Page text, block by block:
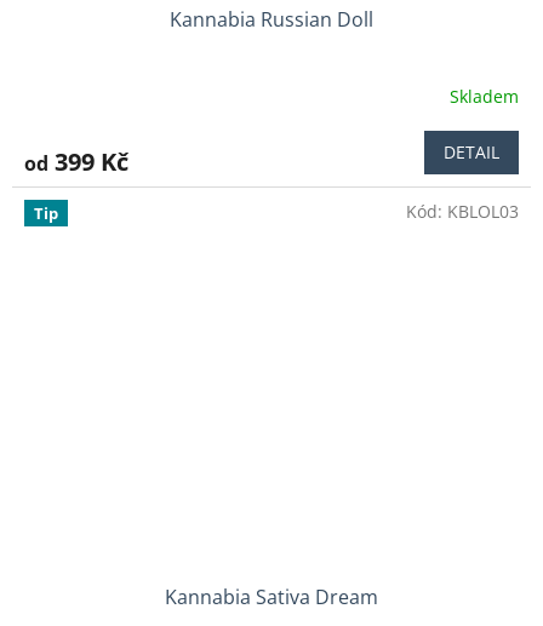
Kannabia Russian Doll
Skladem
od 399 Kč DETAIL
Tip
Kannabia Sativa Dream
Kód: KBLOL03